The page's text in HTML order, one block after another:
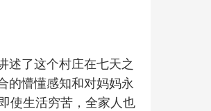
述了这个村庄在七天之
的懵懂感知和对妈妈永
使生活穷苦，全家人也